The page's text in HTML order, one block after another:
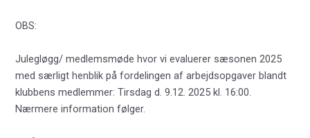
OBS:
Julegløgg/ medlemsmøde hvor vi evaluerer sæsonen 2025
med særligt henblik på fordelingen af arbejdsopgaver blandt
klubbens medlemmer: Tirsdag d. 9.12. 2025 kl. 16:00.
Nærmere information følger.